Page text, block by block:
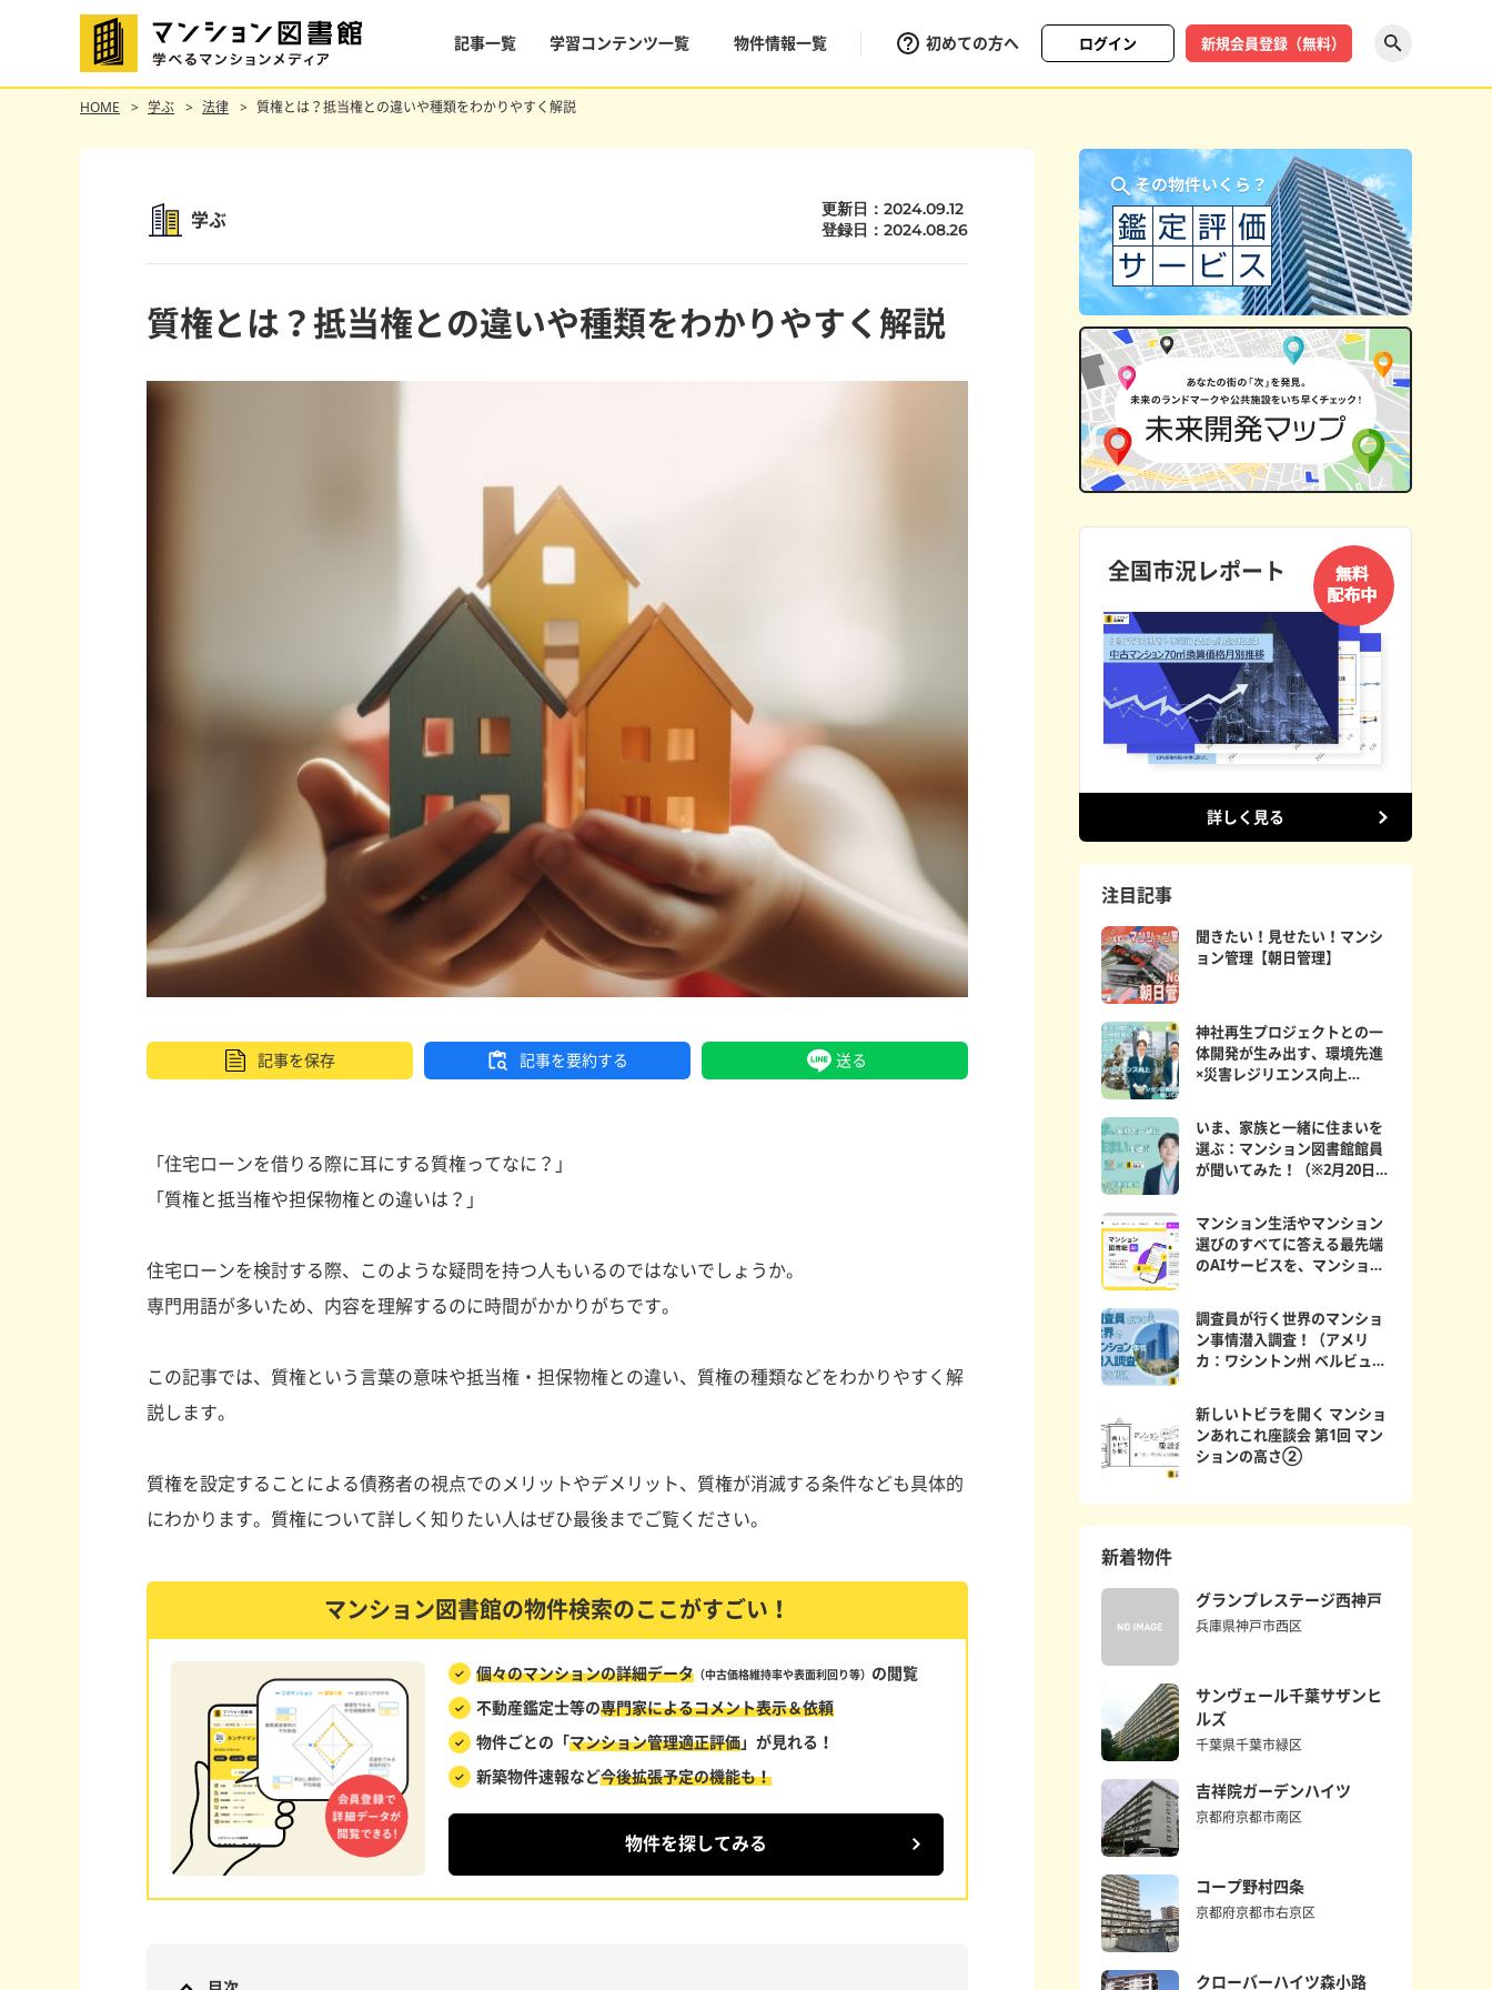
記事一覧 学習コンテンツ一覧 物件情報一覧 初めての方へ ログイン 新規会員登録（無料）
HOME 学ぶ 法律 質権とは？抵当権との違いや種類をわかりやすく解説
全国市況レポート
詳しく見る
注目記事
聞きたい！見せたい！マンシ
ョン管理【朝日管理】
神社再生プロジェクトとの一
体開発が生み出す、環境先進
×災害レジリエンス向上
いま、家族と一緒に住まいを
選ぶ：マンション図書館館員
が聞いてみた！（※2月20日更
マンション生活やマンション
選びのすべてに答える最先端
のAIサービスを、マンション
調査員が行く世界のマンショ
ン事情潜入調査！（アメリ
カ：ワシントン州 ベルビュー
新しいトビラを開く マンショ
ンあれこれ座談会 第1回 マン
ションの高さ②
新着物件
グランプレステージ西神戸
兵庫県神戸市西区
サンヴェール千葉サザンヒ
ルズ
千葉県千葉市緑区
吉祥院ガーデンハイツ
京都府京都市南区
コープ野村四条
京都府京都市右京区
クローバーハイツ森小路
学ぶ
更新日：2024.09.12
登録日：2024.08.26
質権とは？抵当権との違いや種類をわかりやすく解説
記事を保存 記事を要約する 送る
「住宅ローンを借りる際に耳にする質権ってなに？」
「質権と抵当権や担保物権との違いは？」
住宅ローンを検討する際、このような疑問を持つ人もいるのではないでしょうか。
専門用語が多いため、内容を理解するのに時間がかかりがちです。
この記事では、質権という言葉の意味や抵当権・担保物権との違い、質権の種類などをわかりやすく解
説します。
質権を設定することによる債務者の視点でのメリットやデメリット、質権が消滅する条件なども具体的
にわかります。質権について詳しく知りたい人はぜひ最後までご覧ください。
マンション図書館の物件検索のここがすごい！
個々のマンションの詳細データ （中古価格維持率や表面利回り等） の閲覧
不動産鑑定士等の専門家によるコメント表示＆依頼
物件ごとの「マンション管理適正評価」 が見れる！
新築物件速報など今後拡張予定の機能も！
物件を探してみる